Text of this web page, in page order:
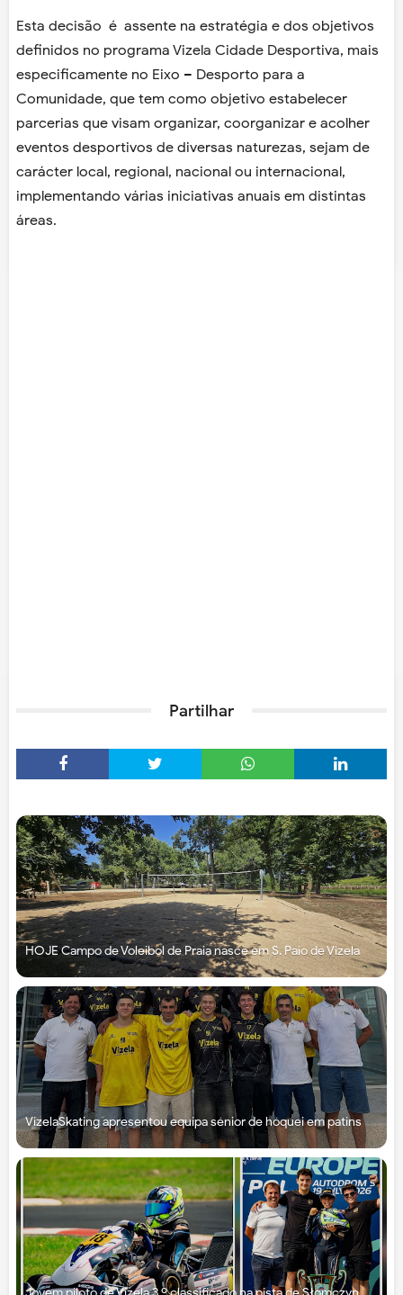
Esta decisão é assente na estratégia e dos objetivos
definidos no programa Vizela Cidade Desportiva, mais
especificamente no Eixo – Desporto para a
Comunidade, que tem como objetivo estabelecer
parcerias que visam organizar, coorganizar e acolher
eventos desportivos de diversas naturezas, sejam de
carácter local, regional, nacional ou internacional,
implementando várias iniciativas anuais em distintas
áreas.
Partilhar
HOJE Campo de Voleibol de Praia nasce em S. Paio de Vizela
VizelaSkating apresentou equipa sénior de hóquei em patins